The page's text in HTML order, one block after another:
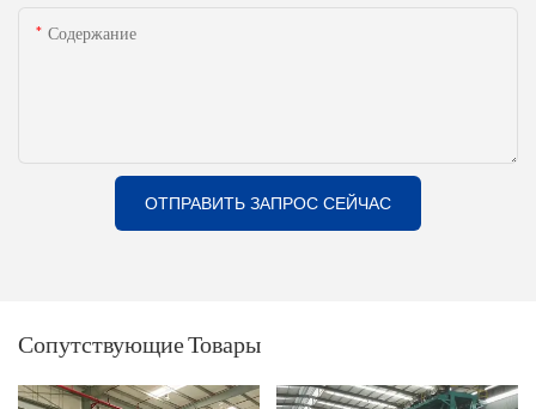
Содержание
ОТПРАВИТЬ ЗАПРОС СЕЙЧАС
Сопутствующие Товары